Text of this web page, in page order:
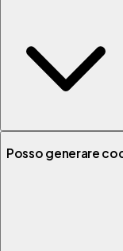
Posso generare